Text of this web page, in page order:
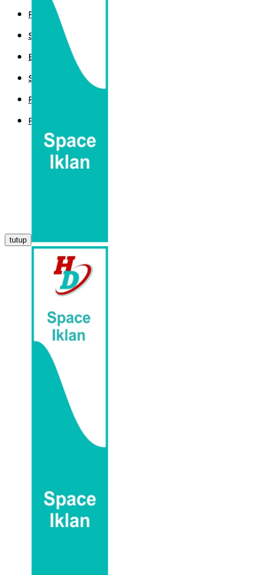
POLITIK
SPORT
EKBIS
SAINTEK
PEMERINTAHAN
PARLEMEN
tutup